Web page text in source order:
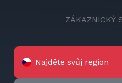
ZÁKAZNICKÝ
Najděte svůj region